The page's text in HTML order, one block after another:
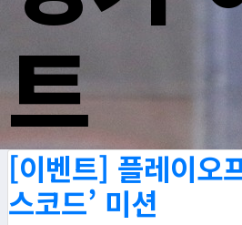
트
[이벤트] 플레이오
스코드’ 미션